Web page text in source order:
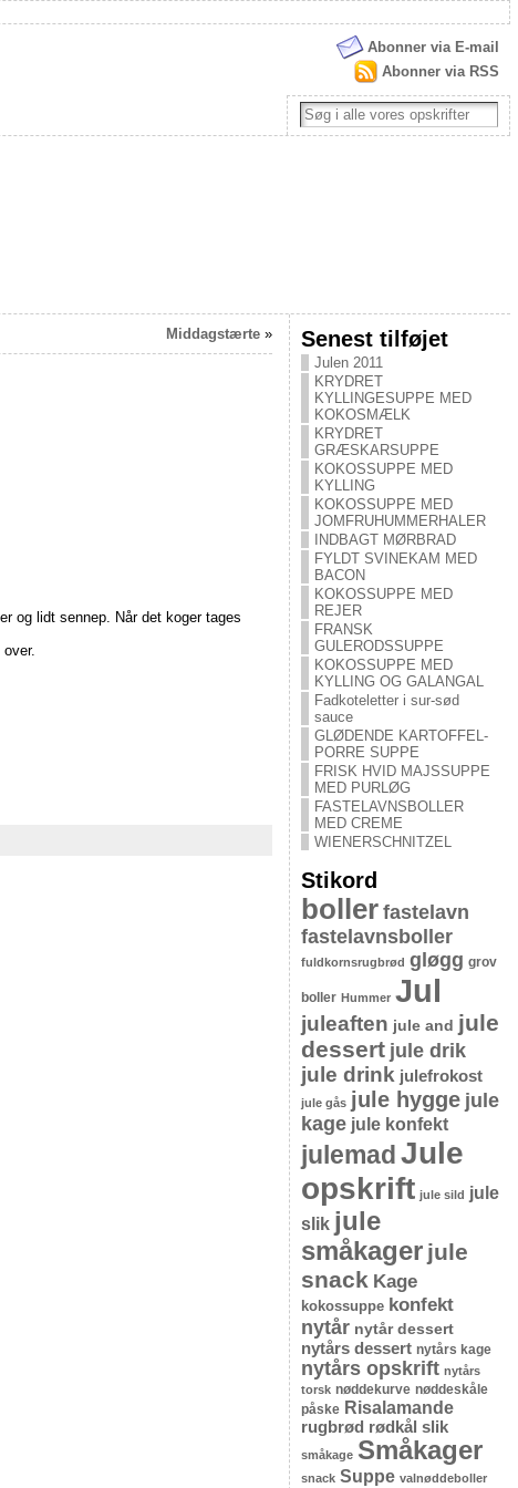
Abonner via E-mail
Abonner via RSS
Middagstærte»
og lidt sennep. Når det koger tages
Senest tilføjet
Julen 2011
KRYDRET
KYLLINGESUPPE MED
KOKOSMÆLK
KRYDRET
GRÆSKARSUPPE
KOKOSSUPPE MED
KYLLING
KOKOSSUPPE MED
JOMFRUHUMMERHALER
INDBAGT MØRBRAD
FYLDT SVINEKAM MED
BACON
KOKOSSUPPE MED
REJER
FRANSK
GULERODSSUPPE
KOKOSSUPPE MED
KYLLING OG GALANGAL
Fadkoteletter i sur-sød
sauce
GLØDENDE KARTOFFEL-
PORRE SUPPE
FRISK HVID MAJSSUPPE
MED PURLØG
FASTELAVNSBOLLER
MED CREME
WIENERSCHNITZEL
Stikord
boller fastelavn
fastelavnsboller
fuldkornsrugbrød gløgg grov
boller Hummer Jul
juleaften jule and jule
dessert jule drik
jule drink julefrokost
jule gås jule hygge jule
kage jule konfekt
julemad Jule
opskrift jule sild jule
slik jule
småkager jule
snack Kage
kokossuppe konfekt
nytår nytår dessert
nytårs dessert nytårs kage
nytårs opskrift nytårs
torsk nøddekurve nøddeskåle
påske Risalamande
rugbrød rødkål slik
småkage Småkager
snack Suppe valnøddeboller